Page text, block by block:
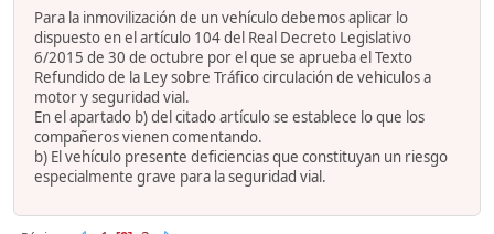
Para la inmovilización de un vehículo debemos aplicar lo
dispuesto en el artículo 104 del Real Decreto Legislativo
6/2015 de 30 de octubre por el que se aprueba el Texto
Refundido de la Ley sobre Tráfico circulación de vehiculos a
motor y seguridad vial.
En el apartado b) del citado artículo se establece lo que los
compañeros vienen comentando.
b) El vehículo presente deficiencias que constituyan un riesgo
especialmente grave para la seguridad vial.